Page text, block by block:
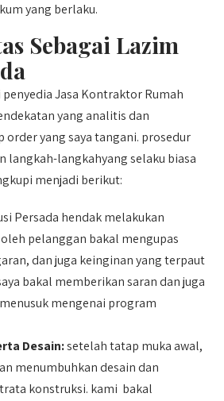
yang berlaku.
Sebagai Lazim
Jasa Kontraktor Rumah
yang analitis dan
yang saya tangani. prosedur
langkah-langkahyang selaku biasa
menjadi berikut:
Persada hendak melakukan
pelanggan bakal mengupas
dan juga keinginan yang terpaut
bakal memberikan saran dan juga
mengenai program
Desain:setelah tatap muka awal,
menumbuhkan desain dan
konstruksi. kami bakal